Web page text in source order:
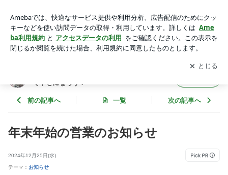
ナル夫婦」で幸せになろう！
アプリをダウンロードして ブログの更新通知
を受け取りまし
ょう。
開く
で幸せになろう！
前の記事へ 一覧 次の記事へ
年末年始の営業のお知らせ
2024年12月25日(水)
テーマ： お知らせ